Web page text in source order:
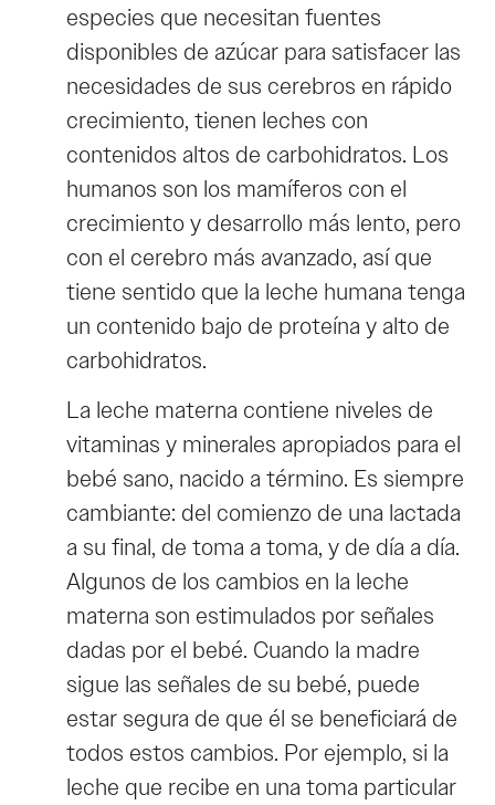
especies que necesitan fuentes
disponibles de azúcar para satisfacer las
necesidades de sus cerebros en rápido
crecimiento, tienen leches con
contenidos altos de carbohidratos. Los
humanos son los mamíferos con el
crecimiento y desarrollo más lento, pero
con el cerebro más avanzado, así que
tiene sentido que la leche humana tenga
un contenido bajo de proteína y alto de
carbohidratos.
La leche materna contiene niveles de
vitaminas y minerales apropiados para el
bebé sano, nacido a término. Es siempre
cambiante: del comienzo de una lactada
a su final, de toma a toma, y de día a día.
Algunos de los cambios en la leche
materna son estimulados por señales
dadas por el bebé. Cuando la madre
sigue las señales de su bebé, puede
estar segura de que él se beneficiará de
todos estos cambios. Por ejemplo, si la
leche que recibe en una toma particular